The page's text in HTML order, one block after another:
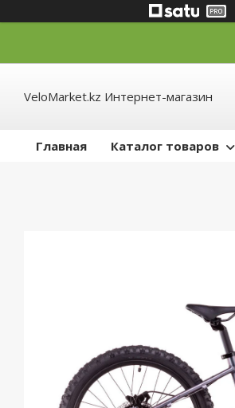
VeloMarket.kz Интернет-магазин
Главная Каталог товаров